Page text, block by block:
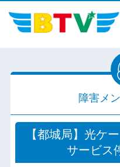
障害メ
【都城局】光ケ
サービス